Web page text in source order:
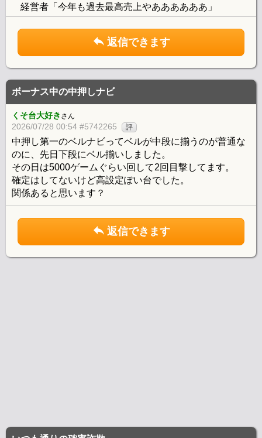
経営者「今年も過去最高売上やああああああ」
返信できます
ボーナス中の中押しナビ
くそ台大好き さん
2026/07/28 00:54 #5742265 評
中押し第一のベルナビってベルが中段に揃うのが普通な
のに、先日下段にベル揃いしました。
その日は5000ゲームぐらい回して2回目撃してます。
確定はしてないけど高設定ぽい台でした。
関係あると思います？
返信できます